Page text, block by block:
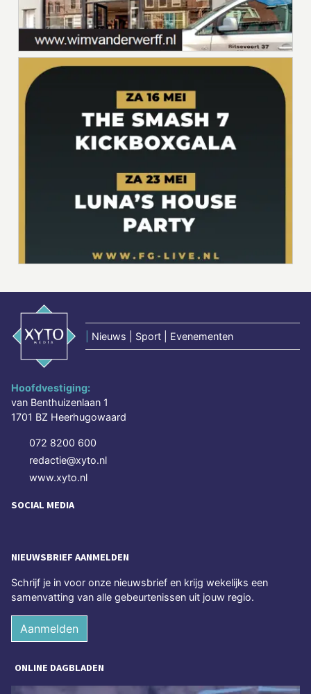
Nieuws | Sport | Evenementen
Hoofdvestiging:
van Benthuizenlaan 1
1701 BZ Heerhugowaard
072 8200 600
redactie@xyto.nl
www.xyto.nl
SOCIAL MEDIA
NIEUWSBRIEF AANMELDEN
Schrijf je in voor onze nieuwsbrief en krijg wekelijks een
samenvatting van alle gebeurtenissen uit jouw regio.
Aanmelden
ONLINE DAGBLADEN